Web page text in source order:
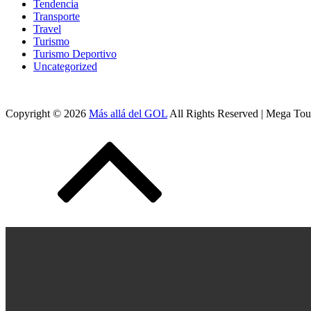
Tendencia
Transporte
Travel
Turismo
Turismo Deportivo
Uncategorized
Copyright © 2026 Más allá del GOL All Rights Reserved | Mega